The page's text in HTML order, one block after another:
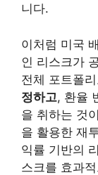
니다.
이처럼 미국
인 리스크가
전체 포트폴
정하고, 환율
을 취하는 것
을 활용한 재
익률 기반의
스크를 효과